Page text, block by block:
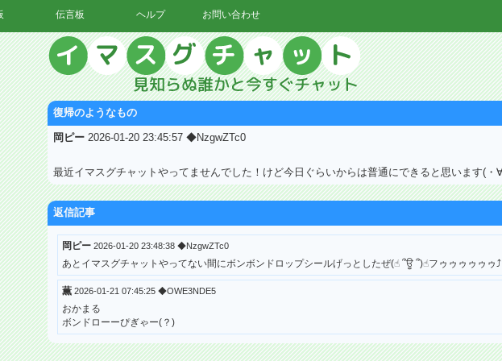
伝言板 ヘルプ お問い合わせ
復帰のようなもの
岡ピー 2026-01-20 23:45:57 ◆NzgwZTc0
最近イマスグチャットやってませんでした！けど今日ぐらいからは普通にできると思います(・
返信記事
岡ピー 2026-01-20 23:48:38 ◆NzgwZTc0
あとイマスグチャットやってない間にボンボンドロップシールげっとしたぜ(☝︎ ՞ਊ ՞)☝︎フゥゥゥゥゥゥ⤴︎
薫 2026-01-21 07:45:25 ◆OWE3NDE5
おかまる
ボンドローーぴぎゃー(？)